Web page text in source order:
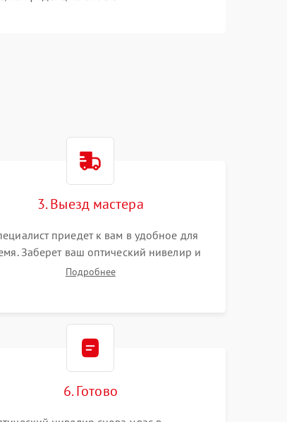
3. Выезд мастера
приедет к вам в удобное для
Заберет ваш оптический нивелир и
на склад для диагностики.
Подробнее
6. Готово